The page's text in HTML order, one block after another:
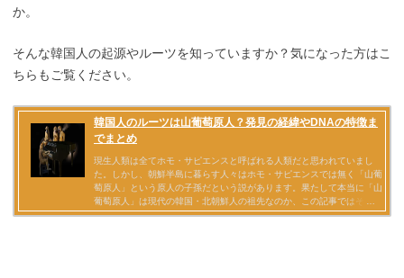
か。
そんな韓国人の起源やルーツを知っていますか？気になった方はこ
ちらもご覧ください。